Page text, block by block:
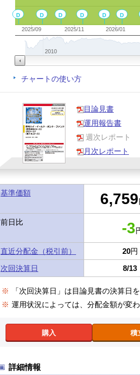
D
D
D
D
D
D
2025/09 2025/11 2026/01
2010
チャートの使い方
目論見書
運用報告書
週次レポート
月次レポート
基準価額 6,759
前日比 -3
直近分配金（税引前） 20円
次回決算日
8/13
※
「次回決算日」は目論見書の決算日
※ 運用状況によっては、分配金額が変
購入 積
詳細情報